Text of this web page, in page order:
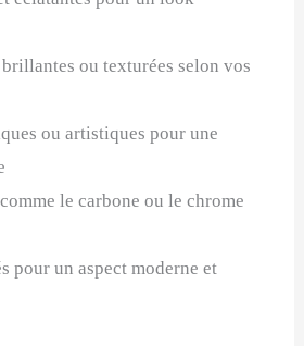
ou texturées selon vos
ou artistiques pour une
le carbone ou le chrome
pour un aspect moderne et